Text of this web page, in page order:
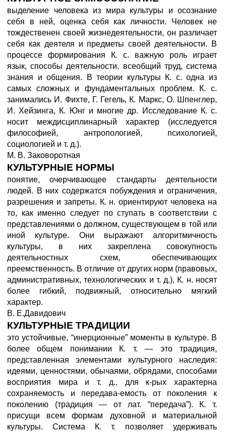
выделение человека из мира культуры и осознание
себя в ней, оценка себя как личности. Человек не
тождественен своей жизнедеятельности, он различает
себя как деятеля и предметы своей деятельности. В
процессе формирования К. с. важную роль играет
язык, способы деятельности, всеобщий труд, система
знания и общения. В теории культуры К. с. одна из
самых сложных и фундаментальных проблем. К. с.
занимались И. Фихте, Г. Гегель, К. Маркс, О. Шпенглер,
И. Хейзинга, К. Юнг и многие др. Исследование К. с.
носит междисциплинарный характер (исследуется
философией, антропологией, психологией,
социологией и т. д.).
М. В. Заковоротная
КУЛЬТУРНЫЕ НОРМЫ
понятие, очерчивающее стандарты деятельности
людей. В них содержатся побуждения и ограничения,
разрешения и запреты. К. н. ориентируют человека на
то, как именно следует по ступать в соответствии с
представлениями о должном, существующем в той или
иной культуре. Они выражают алгоритмичность
культуры, в них закреплена совокупность
деятельностных схем, обеспечивающих
преемственность. В отличие от других норм (правовых,
административных, технологических и т. д.), К. н. носят
более гибкий, подвижный, относительно мягкий
характер.
В. Е.Давидович
КУЛЬТУРНЫЕ ТРАДИЦИИ
это устойчивые, “инерционные” моменты в культуре. В
более общем понимании К. т. — это традиция,
представленная элементами культурного наследия:
идеями, ценностями, обычаями, обрядами, способами
восприятия мира и т. д., для к-рых характерна
сохраняемость и передава-емость от поколения к
поколению (традиция — от лат. “передача”). К. т.
присущи всем формам духовной и материальной
культуры. Система К. т. позволяет удерживать